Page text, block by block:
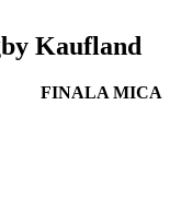
Kaufland
FINALA MICA